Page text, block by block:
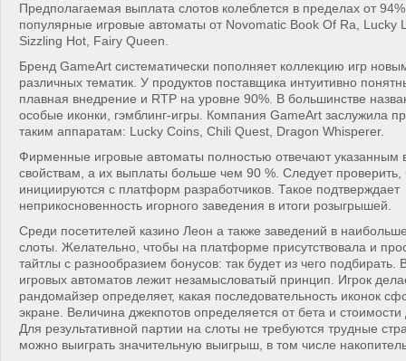
Предполагаемая выплата слотов колеблется в пределах от
популярные игровые автоматы от Novomatic Book Of Ra, Lucky
Sizzling Hot, Fairy Queen.
Бренд GameArt систематически пополняет коллекцию игр
различных тематик. У продуктов поставщика интуитивно
плавная внедрение и RTP на уровне 90%. В большинстве
особые иконки, гэмблинг-игры. Компания GameArt заслужила
таким аппаратам: Lucky Coins, Chili Quest, Dragon Whisperer.
Фирменные игровые автоматы полностью отвечают указанным
свойствам, а их выплаты больше чем 90 %. Следует проверить,
инициируются с платформ разработчиков. Такое подтверждает
неприкосновенность игорного заведения в итоги розыгрышей.
Среди посетителей казино Леон а также заведений в
слоты. Желательно, чтобы на платформе присутствовала и
тайтлы с разнообразием бонусов: так будет из чего подбирать.
игровых автоматов лежит незамысловатый принцип. Игрок
рандомайзер определяет, какая последовательность иконок
экране. Величина джекпотов определяется от бета и
Для результативной партии на слоты не требуются трудные
можно выиграть значительную выигрыш, в том числе